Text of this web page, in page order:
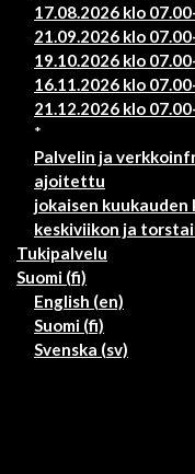
17.08.2026 klo
21.09.2026 klo
19.10.2026 klo
16.11.2026 klo
21.12.2026 klo
*
Palvelin ja
ajoitettu
jokaisen kuukauden
keskiviikon ja
Tukipalvelu
Suomi ‎(fi)‎
English ‎(en)‎
Suomi ‎(fi)‎
Svenska ‎(sv)‎